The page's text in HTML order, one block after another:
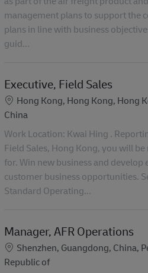
management plans to support the
plans in line with business
guid...
Executive, Field Sales
Ubicación
Hong Kong, Hong Kong, Hong
China
Work Location: Kwai Hing .
Field Sales, Hong Kong, you will
for. Win new business and develop
customer business opportunities.
Standard Operating...
Manager, AFR Operations
Ubicación
Shenzhen, Guangdong, China,
Republic of